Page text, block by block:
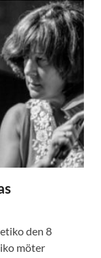
den 8
möter